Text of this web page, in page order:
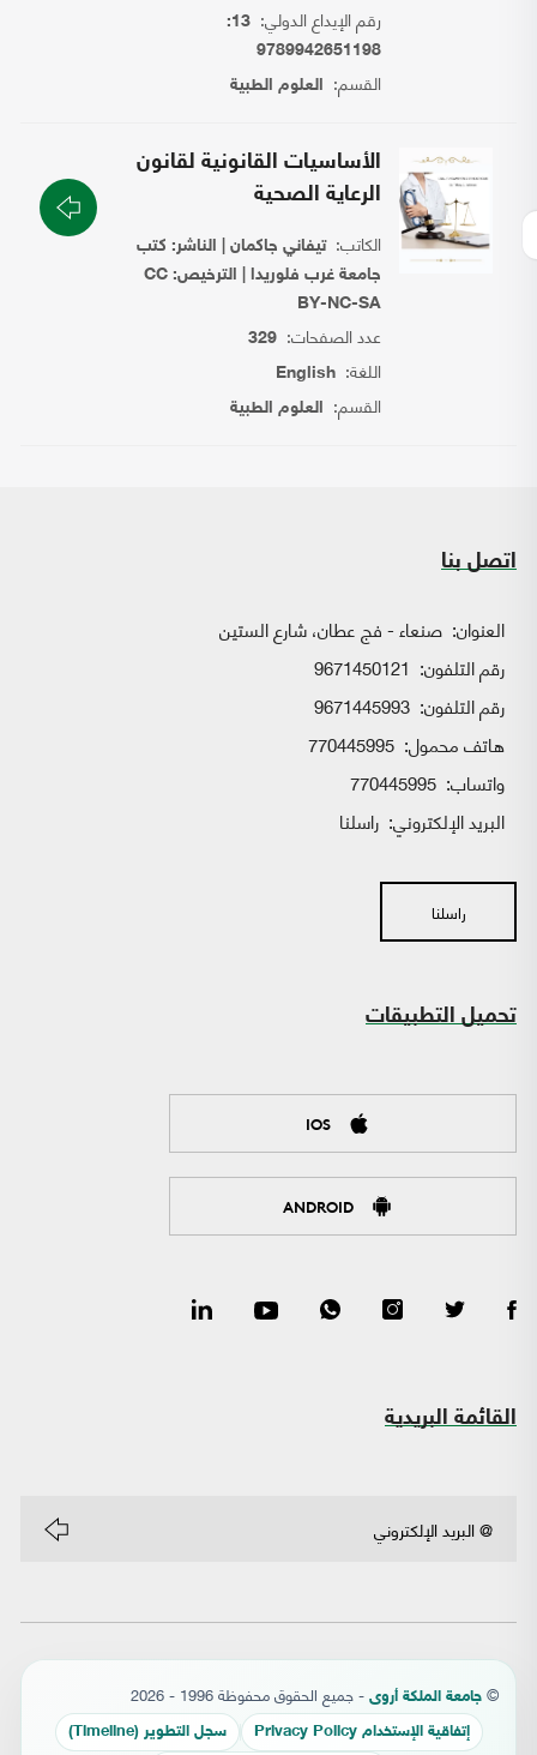
رقم الإيداع الدولي:
13:
9789942651198
القسم: العلوم الطبية
الأساسيات القانونية لقانون
الرعاية الصحية
الكاتب:تيفاني جاكمان | الناشر: كتب
جامعة غرب فلوريدا | الترخيص: CC
BY-NC-SA
عدد الصفحات:329
اللغة:English
القسم: العلوم الطبية
اتصل بنا
العنوان: صنعاء - فج عطان، شارع الستين
رقم التلفون: 9671450121
رقم التلفون: 9671445993
هاتف محمول: 770445995
واتساب:
البريد الإلكتروني: راسلنا
راسلنا
تحميل التطبيقات
IOS
ANDROID
القائمة البريدية
© جامعة الملكة أروى - جميع الحقوق محفوظة 1996 - 2026
إتفاقية الإستخدام Privacy Policy سجل التطوير (Timeline)